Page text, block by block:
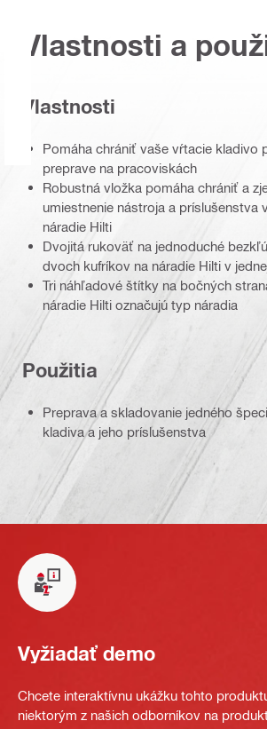
Vlastnosti a
Vlastnosti
Pomáha chrániť vaše vŕtacie kladivo
preprave na pracoviskách
Robustná vložka pomáha chrániť a
umiestnenie nástroja a príslušenstva
náradie Hilti
Dvojitá rukoväť na jednoduché
dvoch kufríkov na náradie Hilti v
Tri náhľadové štítky na bočných
náradie Hilti označujú typ náradia
Použitia
Preprava a skladovanie jedného
kladiva a jeho príslušenstva
Vyžiadať demo
Chcete interaktívnu ukážku tohto
niektorým z našich odborníkov na